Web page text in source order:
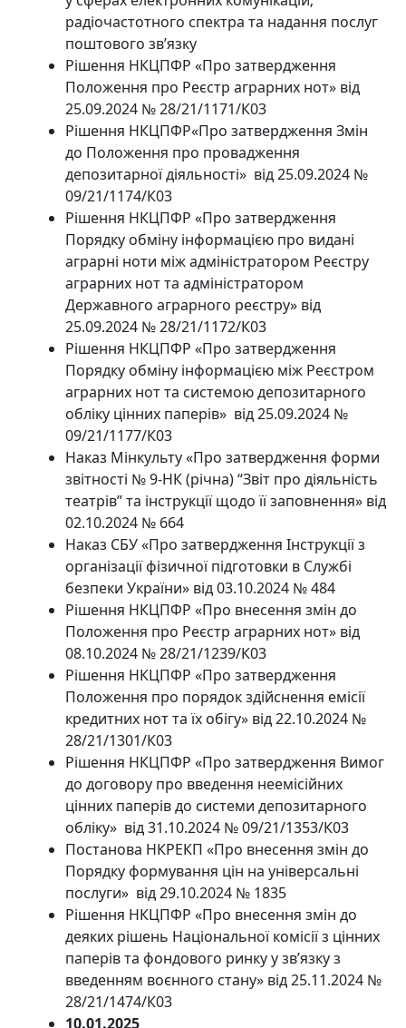
радіочастотного спектра та надання послуг
поштового зв’язку
Рішення НКЦПФР «Про затвердження
Положення про Реєстр аграрних нот» від
25.09.2024 № 28/21/1171/К03
Рішення НКЦПФР«Про затвердження Змін
до Положення про провадження
депозитарної діяльності» від 25.09.2024 №
09/21/1174/К03
Рішення НКЦПФР «Про затвердження
Порядку обміну інформацією про видані
аграрні ноти між адміністратором Реєстру
аграрних нот та адміністратором
Державного аграрного реєстру» від
25.09.2024 № 28/21/1172/К03
Рішення НКЦПФР «Про затвердження
Порядку обміну інформацією між Реєстром
аграрних нот та системою депозитарного
обліку цінних паперів» від 25.09.2024 №
09/21/1177/К03
Наказ Мінкульту «Про затвердження форми
звітності № 9-НК (річна) “Звіт про діяльність
театрів” та інструкції щодо її заповнення» від
02.10.2024 № 664
Наказ СБУ «Про затвердження Інструкції з
організації фізичної підготовки в Службі
безпеки України» від 03.10.2024 № 484
Рішення НКЦПФР «Про внесення змін до
Положення про Реєстр аграрних нот» від
08.10.2024 № 28/21/1239/К03
Рішення НКЦПФР «Про затвердження
Положення про порядок здійснення емісії
кредитних нот та їх обігу» від 22.10.2024 №
28/21/1301/К03
Рішення НКЦПФР «Про затвердження Вимог
до договору про введення неемісійних
цінних паперів до системи депозитарного
обліку» від 31.10.2024 № 09/21/1353/К03
Постанова НКРЕКП «Про внесення змін до
Порядку формування цін на універсальні
послуги» від 29.10.2024 № 1835
Рішення НКЦПФР «Про внесення змін до
деяких рішень Національної комісії з цінних
паперів та фондового ринку у зв’язку з
введенням воєнного стану» від 25.11.2024 №
28/21/1474/К03
10.01.2025